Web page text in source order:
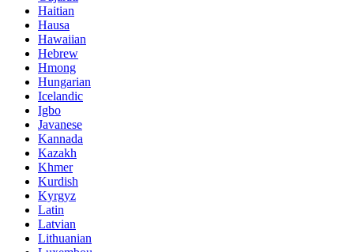
Haitian
Hausa
Hawaiian
Hebrew
Hmong
Hungarian
Icelandic
Igbo
Javanese
Kannada
Kazakh
Khmer
Kurdish
Kyrgyz
Latin
Latvian
Lithuanian